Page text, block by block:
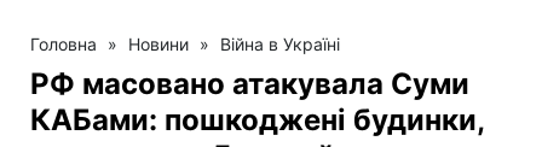
Головна » Новини » Війна в Україні
РФ масовано атакувала Суми
КАБами: пошкоджені будинки,